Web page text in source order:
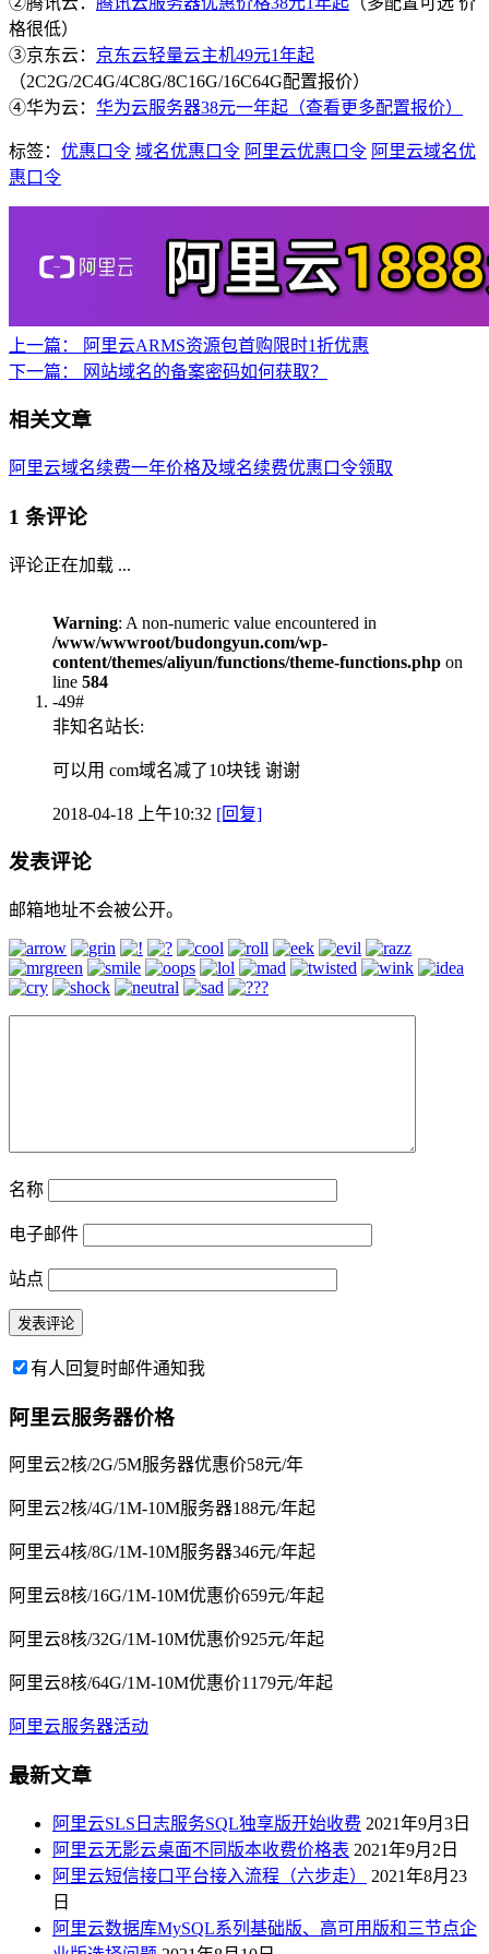
格很低）
③京东云： 京东云轻量云主机49元1年起
（2C2G/2C4G/4C8G/8C16G/16C64G配置报价）
④华为云： 华为云服务器38元一年起（查看更多配置报价）
标签： 优惠口令 域名优惠口令 阿里云优惠口令 阿里云域名优
惠口令
上一篇：
阿里云ARMS资源包首购限时1折优惠
下一篇：
网站域名的备案密码如何获取？
相关文章
阿里云域名续费一年价格及域名续费优惠口令领取
1 条评论
评论正在加载 ...
Warning: A non-numeric value encountered in
/www/wwwroot/budongyun.com/wp-
content/themes/aliyun/functions/theme-functions.php on
line 584
-49#
非知名站长:
可以用 com域名减了10块钱 谢谢
2018-04-18 上午10:32 [回复]
发表评论
邮箱地址不会被公开。
名称
电子邮件
站点
有人回复时邮件通知我
阿里云服务器价格
阿里云2核/2G/5M服务器优惠价58元/年
阿里云2核/4G/1M-10M服务器188元/年起
阿里云4核/8G/1M-10M服务器346元/年起
阿里云8核/16G/1M-10M优惠价659元/年起
阿里云8核/32G/1M-10M优惠价925元/年起
阿里云8核/64G/1M-10M优惠价1179元/年起
阿里云服务器活动
最新文章
阿里云SLS日志服务SQL独享版开始收费 2021年9月3日
阿里云无影云桌面不同版本收费价格表 2021年9月2日
阿里云短信接口平台接入流程（六步走）
2021年8月23
日
阿里云数据库MySQL系列基础版、高可用版和三节点企